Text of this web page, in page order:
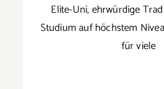
Elite-Uni, ehrwürdige
Studium auf höchstem
für viele